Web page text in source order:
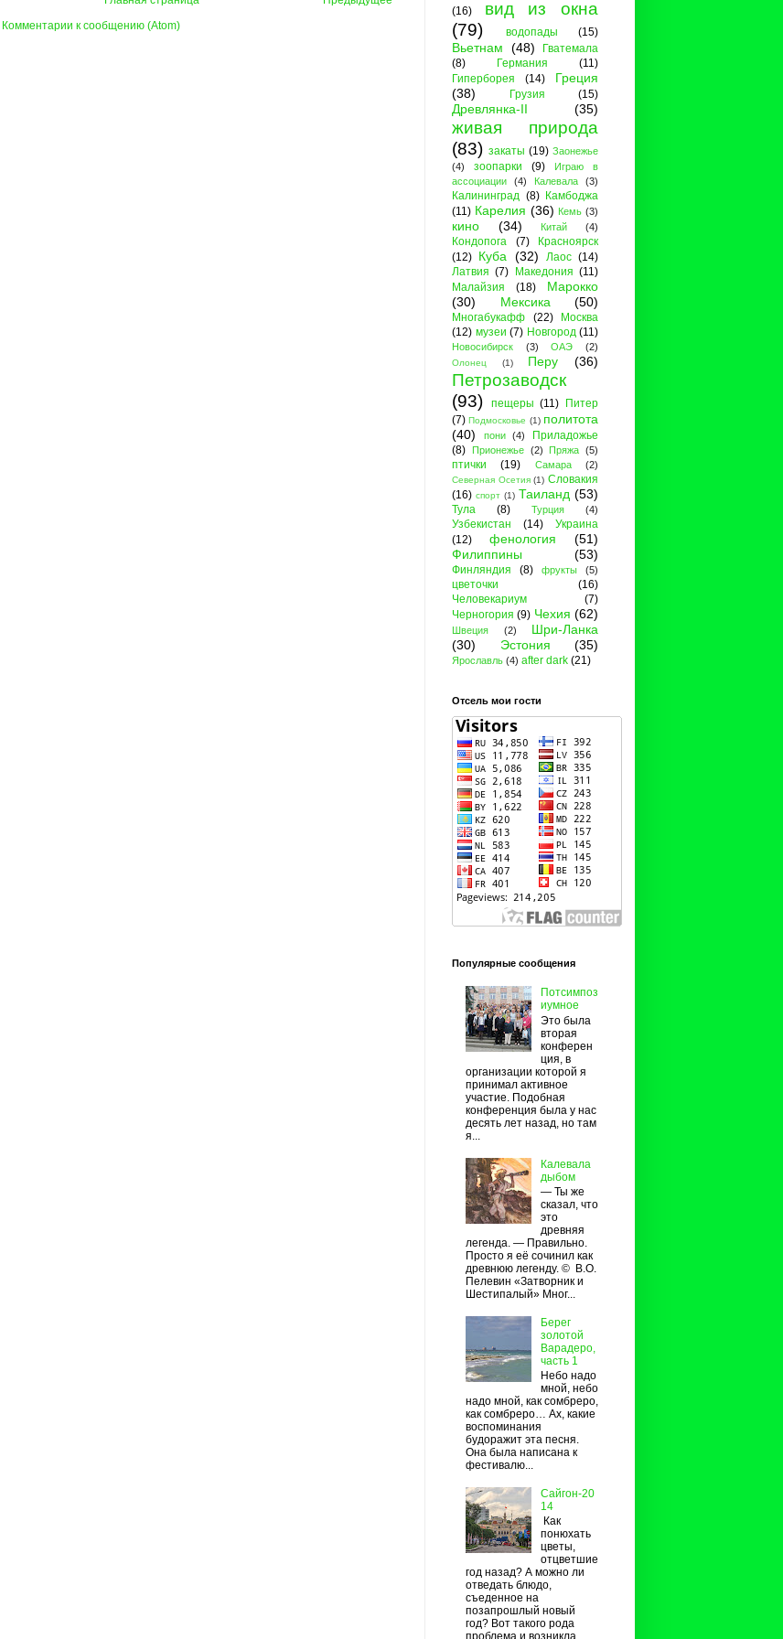
Комментарии к сообщению (Atom)
(16)
вид из окна
(79)
водопады (15)
Вьетнам (48)
Гватемала
(8)
Германия
(11)
Гиперборея
(14)
Греция
(38)
Грузия (15)
Древлянка-II (35)
живая природа
(83) закаты (19) Заонежье
(4)
зоопарки (9)
Играю в
ассоциации
(4) Калевала (3)
Калининград (8)
Камбоджа
(11) Карелия (36) Кемь (3)
кино (34) Китай (4)
Кондопога (7)
Красноярск
(12) Куба (32) Лаос (14)
Латвия (7) Македония (11)
Малайзия
(18)
Марокко
(30)
Мексика (50)
Многабукафф (22)
Москва
(12) музеи (7) Новгород (11)
Новосибирск (3) ОАЭ (2)
Олонец (1) Перу (36)
Петрозаводск
(93)
пещеры (11)
Питер
(7) Подмосковье (1) политота
(40)
пони (4)
Приладожье
(8) Прионежье (2) Пряжа (5)
птички (19) Самара (2)
Северная Осетия (1) Словакия
(16) спорт (1) Таиланд (53)
Тула (8) Турция (4)
Узбекистан (14)
Украина
(12)
фенология
(51)
Филиппины
(53)
Финляндия (8) фрукты (5)
цветочки
(16)
Человекариум
(7)
Черногория (9) Чехия (62)
Швеция (2)
Шри-Ланка
(30)
Эстония (35)
Ярославль (4) after dark (21)
Отсель мои гости
Популярные сообщения
Потсимпоз
иумное
Это была
вторая
конферен
ция, в
организации которой я
принимал активное
участие. Подобная
конференция была у нас
десять лет назад, но там
я...
Калевала
дыбом
— Ты же
сказал, что
это
древняя
легенда. — Правильно.
Просто я её сочинил как
древнюю легенду. © В.О.
Пелевин «Затворник и
Шестипалый» Мног...
Берег
золотой
Варадеро,
часть 1
Небо надо
мной, небо
надо мной, как сомбреро,
как сомбреро… Ах, какие
воспоминания
будоражит эта песня.
Она была написана к
фестивалю...
Сайгон-20
14
Как
понюхать
цветы,
отцветшие
год назад? А можно ли
отведать блюдо,
съеденное на
позапрошлый новый
год? Вот такого рода